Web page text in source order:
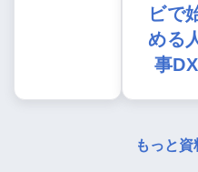
ビで
める
事DX
もっと資